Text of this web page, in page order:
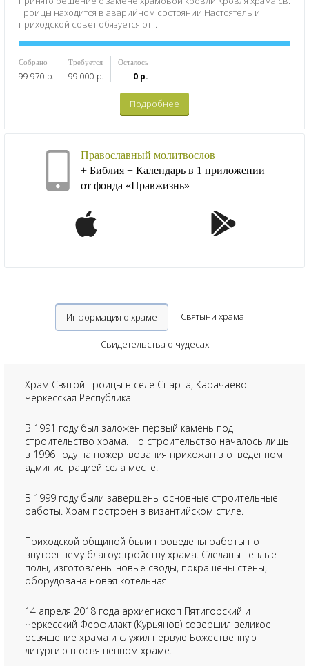
Троицы находится в аварийном состоянии.Настоятель и
приходской совет обязуется от...
Собрано
99 970 р.
Требуется
99 000 р.
Осталось
0 р.
Подробнее
Православный молитвослов
+ Библия + Календарь в 1 приложении
от фонда «Правжизнь»
Информация о храме Святыни храма
Свидетельства о чудесах
Храм Святой Троицы в селе Спарта, Карачаево-
Черкесская Республика.
В 1991 году был заложен первый камень под
строительство храма. Но строительство началось лишь
в 1996 году на пожертвования прихожан в отведенном
администрацией села месте.
В 1999 году были завершены основные строительные
работы. Храм построен в византийском стиле.
Приходской общиной были проведены работы по
внутреннему благоустройству храма. Сделаны теплые
полы, изготовлены новые своды, покрашены стены,
оборудована новая котельная.
14 апреля 2018 года архиепископ Пятигорский и
Черкесский Феофилакт (Курьянов) совершил великое
освящение храма и служил первую Божественную
литургию в освященном храме.